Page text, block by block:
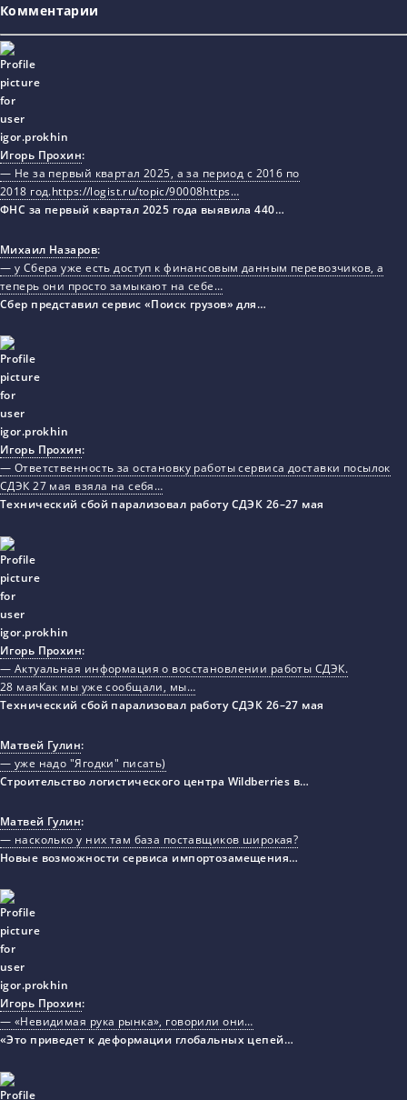
Комментарии
Игорь Прохин:
— Не за первый квартал 2025, а за период с 2016 по
2018 год.https://logist.ru/topic/90008https…
ФНС за первый квартал 2025 года выявила 440…
Михаил Назаров:
— у Сбера уже есть доступ к финансовым данным перевозчиков, а
теперь они просто замыкают на себе…
Сбер представил сервис «Поиск грузов» для…
Игорь Прохин:
— Ответственность за остановку работы сервиса доставки посылок
СДЭК 27 мая взяла на себя…
Технический сбой парализовал работу СДЭК 26–27 мая
Игорь Прохин:
— Актуальная информация о восстановлении работы СДЭК.
28 маяКак мы уже сообщали, мы…
Технический сбой парализовал работу СДЭК 26–27 мая
Матвей Гулин:
— уже надо "Ягодки" писать)
Строительство логистического центра Wildberries в…
Матвей Гулин:
— насколько у них там база поставщиков широкая?
Новые возможности сервиса импортозамещения…
Игорь Прохин:
— «Невидимая рука рынка», говорили они…
«Это приведет к деформации глобальных цепей…